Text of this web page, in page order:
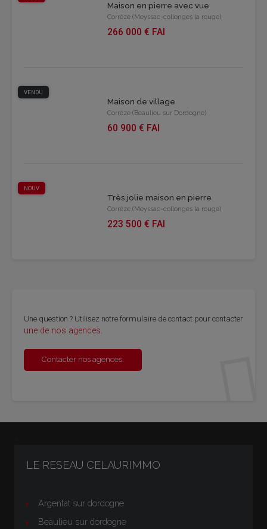
Maison en pierre avec vue
Corrèze (Meyssac-collonges la rouge)
266 000 € FAI
VENDU
Maison de village
Corrèze (Beaulieu sur Dordogne)
60 900 € FAI
NOUV
Très jolie maison en pierre
Corrèze (Meyssac-collonges la rouge)
223 500 € FAI
Une ques­tion ? Uti­li­sez notre for­mu­laire de contact pour contac­ter
une de nos agences.
Contac­ter nos agences.
LE RESEAU CELAURIMMO
Argentat sur dordogne
Beaulieu sur dordogne